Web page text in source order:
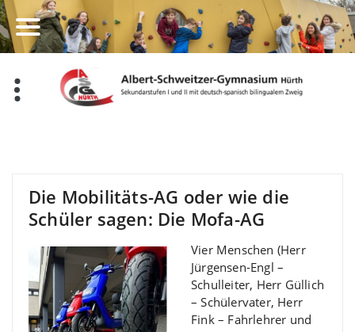
Zum
Inhalt
springen
Die Mobilitäts-AG oder wie die
Schüler sagen: Die Mofa-AG
Vier Menschen (Herr
Jürgensen-Engl –
Schulleiter, Herr Güllich
– Schülervater, Herr
Fink – Fahrlehrer und